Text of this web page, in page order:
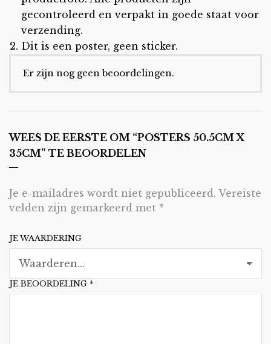
gecontroleerd en verpakt in goede staat voor
verzending.
Dit is een poster, geen sticker.
Er zijn nog geen beoordelingen.
WEES DE EERSTE OM “POSTERS 50.5CM X
35CM” TE BEOORDELEN
Je e-mailadres wordt niet gepubliceerd. Vereiste
velden zijn gemarkeerd met *
JE WAARDERING
JE BEOORDELING *